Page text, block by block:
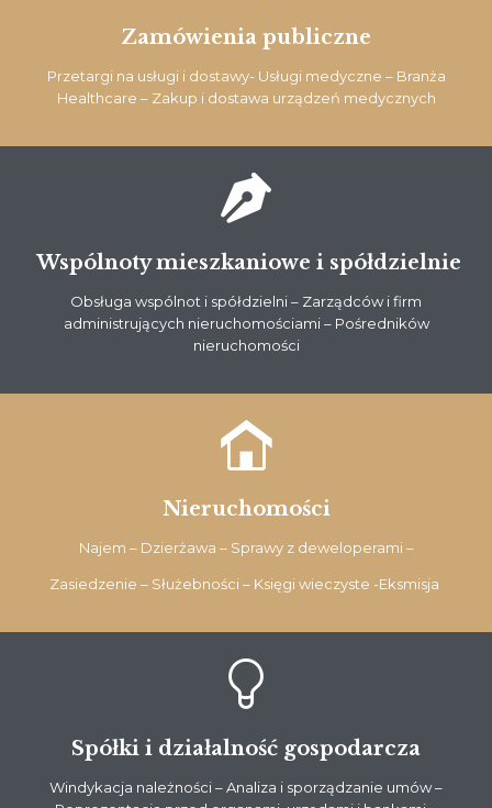
Zamówienia publiczne
Przetargi na usługi i dostawy- Usługi medyczne – Branża
Healthcare – Zakup i dostawa urządzeń medycznych

Wspólnoty mieszkaniowe i spółdzielnie
Obsługa wspólnot i spółdzielni – Zarządców i firm
administrujących nieruchomościami – Pośredników
nieruchomości

Nieruchomości
Najem – Dzierżawa – Sprawy z deweloperami –
Zasiedzenie – Służebności – Księgi wieczyste -Eksmisja

Spółki i działalność gospodarcza
Windykacja należności – Analiza i sporządzanie umów –